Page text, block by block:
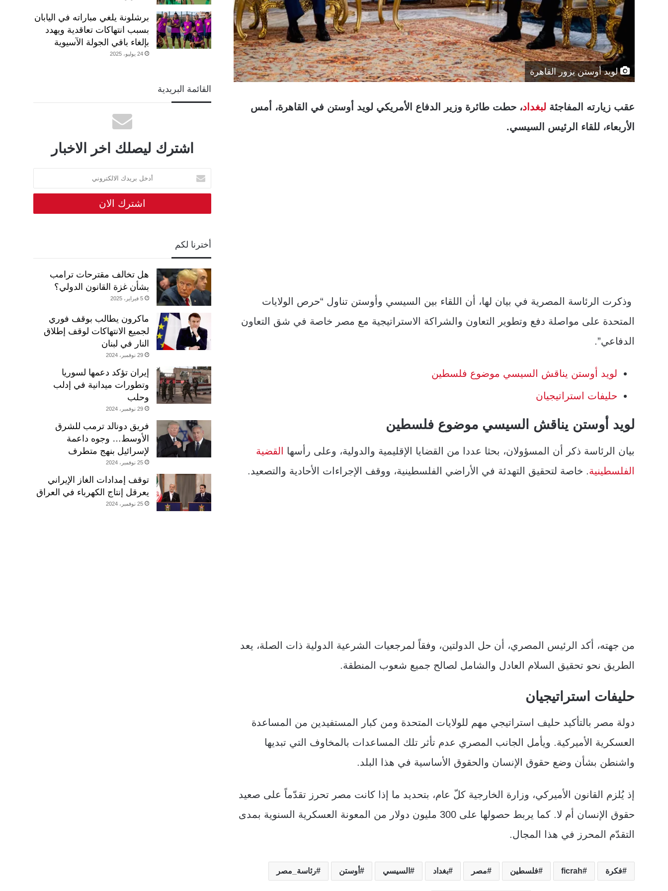
لويد أوستن يزور القاهرة
عقب زيارته المفاجئة لبغداد، حطت طائرة وزير الدفاع الأمريكي لويد أوستن في القاهرة، أمس
الأربعاء، للقاء الرئيس السيسي.
وذكرت الرئاسة المصرية في بيان لها، أن اللقاء بين السيسي وأوستن تناول “حرص الولايات
المتحدة على مواصلة دفع وتطوير التعاون والشراكة الاستراتيجية مع مصر خاصة في شق التعاون
الدفاعي”.
لويد أوستن يناقش السيسي موضوع فلسطين
حليفات استراتيجيان
لويد أوستن يناقش السيسي موضوع فلسطين
بيان الرئاسة ذكر أن المسؤولان، بحثا عددا من القضايا الإقليمية والدولية، وعلى رأسها
القضية
الفلسطينية. خاصة لتحقيق التهدئة في الأراضي الفلسطينية، ووقف الإجراءات الأحادية والتصعيد.
من جهته، أكد الرئيس المصري، أن حل الدولتين، وفقاً لمرجعيات الشرعية الدولية ذات الصلة، يعد
الطريق نحو تحقيق السلام العادل والشامل لصالح جميع شعوب المنطقة.
حليفات استراتيجيان
دولة مصر بالتأكيد حليف استراتيجي مهم للولايات المتحدة ومن كبار المستفيدين من المساعدة
العسكرية الأميركية. ويأمل الجانب المصري عدم تأثر تلك المساعدات بالمخاوف التي تبديها
واشنطن بشأن وضع حقوق الإنسان والحقوق الأساسية في هذا البلد.
إذ يُلزم القانون الأميركي، وزارة الخارجية كلّ عام، بتحديد ما إذا كانت مصر تحرز تقدّماً على صعيد
حقوق الإنسان أم لا. كما يربط حصولها على 300 مليون دولار من المعونة العسكرية السنوية بمدى
التقدّم المحرز في هذا المجال.
فكرة ficrah فلسطين مصر بغداد السيسي أوستن رئاسة_مصر
برشلونة يلغي مباراته في اليابان
بسبب انتهاكات تعاقدية ويهدد
بإلغاء باقي الجولة الآسيوية
24 يوليو، 2025
القائمة البريدية
اشترك ليصلك اخر الاخبار
أدخل
بريدك
الالكتروني
أخترنا لكم
هل تخالف مقترحات ترامب
بشأن غزة القانون الدولي؟
5 فبراير، 2025
ماكرون يطالب بوقف فوري
لجميع الانتهاكات لوقف إطلاق
النار في لبنان
29 نوفمبر، 2024
إيران تؤكد دعمها لسوريا
وتطورات ميدانية في إدلب
وحلب
29 نوفمبر، 2024
فريق دونالد ترمب للشرق
الأوسط… وجوه داعمة
لإسرائيل بنهج متطرف
25 نوفمبر، 2024
توقف إمدادات الغاز الإيراني
يعرقل إنتاج الكهرباء في العراق
25 نوفمبر، 2024